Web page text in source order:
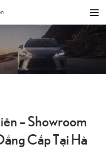
– Showroom
Cấp Tại Hà